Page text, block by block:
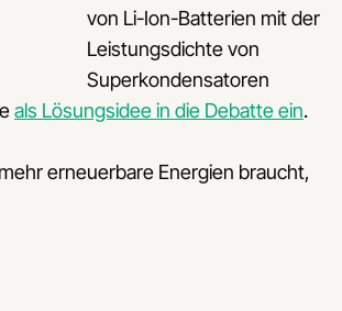
von Li-Ion-Batterien mit der
Leistungsdichte von
Superkondensatoren
als Lösungsidee in die Debatte ein.
erneuerbare Energien braucht,